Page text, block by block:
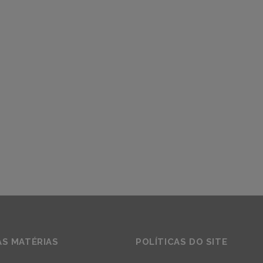
MATÉRIAS POLÍTICAS DO SITE